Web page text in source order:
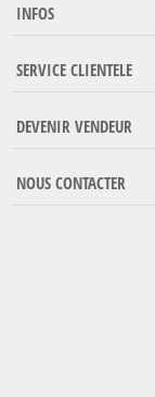
INFOS
SERVICE CLIENTELE
DEVENIR VENDEUR
NOUS CONTACTER